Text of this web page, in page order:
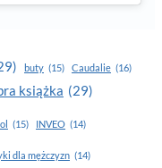
buty (15) Caudalie (16)
książka (29)
(15) INVEO (14)
dla mężczyzn (14)